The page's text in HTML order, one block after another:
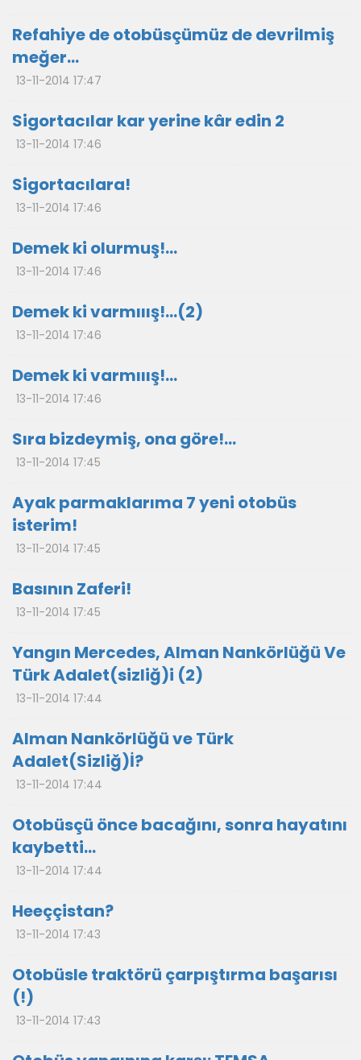
Refahiye de otobüsçümüz de devrilmiş
meğer…
13-11-2014 17:47
Sigortacılar kar yerine kâr edin 2
13-11-2014 17:46
Sigortacılara!
13-11-2014 17:46
Demek ki olurmuş!...
13-11-2014 17:46
Demek ki varmııış!…(2)
13-11-2014 17:46
Demek ki varmııış!…
13-11-2014 17:46
Sıra bizdeymiş, ona göre!...
13-11-2014 17:45
Ayak parmaklarıma 7 yeni otobüs
isterim!
13-11-2014 17:45
Basının Zaferi!
13-11-2014 17:45
Yangın Mercedes, Alman Nankörlüğü Ve
Türk Adalet(sizliğ)i (2)
13-11-2014 17:44
Alman Nankörlüğü ve Türk
Adalet(Sizliğ)İ?
13-11-2014 17:44
Otobüsçü önce bacağını, sonra hayatını
kaybetti…
13-11-2014 17:44
Heeççistan?
13-11-2014 17:43
Otobüsle traktörü çarpıştırma başarısı
(!)
13-11-2014 17:43